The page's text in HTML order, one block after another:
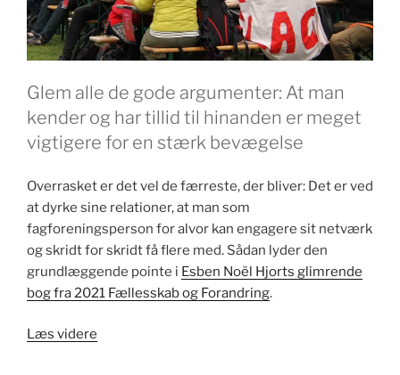
Glem alle de gode argumenter: At man
kender og har tillid til hinanden er meget
vigtigere for en stærk bevægelse
Overrasket er det vel de færreste, der bliver: Det er ved
at dyrke sine relationer, at man som
fagforeningsperson for alvor kan engagere sit netværk
og skridt for skridt få flere med. Sådan lyder den
grundlæggende pointe i Esben Noël Hjorts glimrende
bog fra 2021 Fællesskab og Forandring.
Læs videre